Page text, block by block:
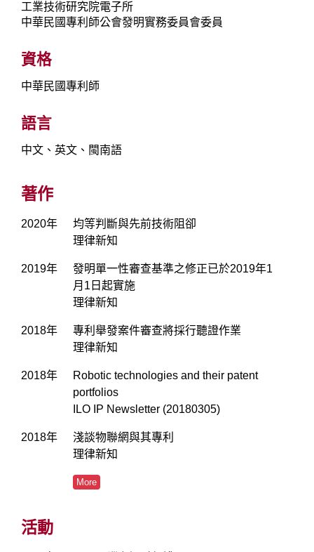
工業技術研究院電子所
中華民國專利師公會發明實務委員會委員
資格
中華民國專利師
語言
中文、英文、閩南語
著作
2020年
均等判斷與先前技術阻卻
理律新知
2019年
發明單一性審查基準之修正已於2019年1
月1日起實施
理律新知
2018年
專利舉發案件審查將採行聽證作業
理律新知
2018年
Robotic technologies and their patent
portfolios
ILO IP Newsletter (20180305)
2018年
淺談物聯網與其專利
理律新知
More
活動